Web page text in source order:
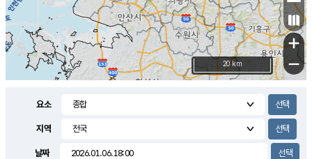
+
−
20 km
요소
지역
날짜